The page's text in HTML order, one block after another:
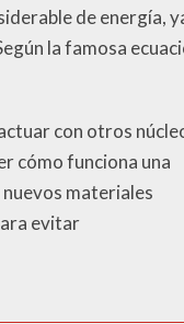
de energía,
la famosa
con otros
cómo funciona una
materiales
evitar